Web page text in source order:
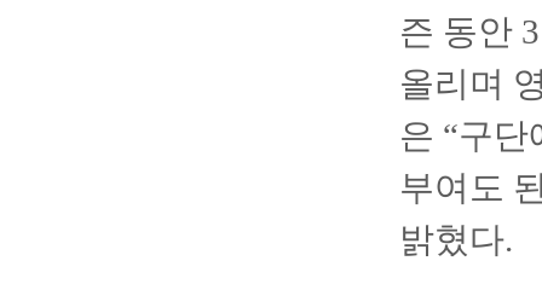
즌 동안
올리며
은 “구
부여도
밝혔다.